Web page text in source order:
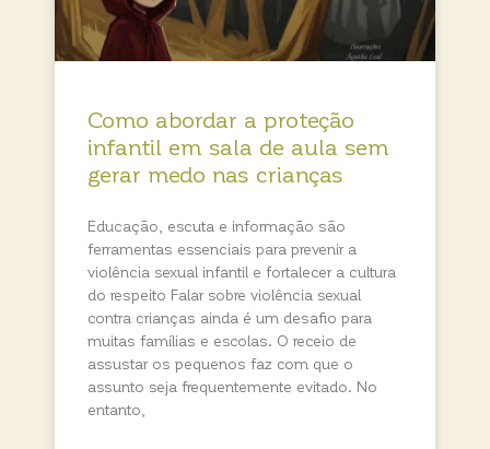
Como abordar a proteção
infantil em sala de aula sem
gerar medo nas crianças
Educação, escuta e informação são
ferramentas essenciais para prevenir a
violência sexual infantil e fortalecer a cultura
do respeito Falar sobre violência sexual
contra crianças ainda é um desafio para
muitas famílias e escolas. O receio de
assustar os pequenos faz com que o
assunto seja frequentemente evitado. No
entanto,